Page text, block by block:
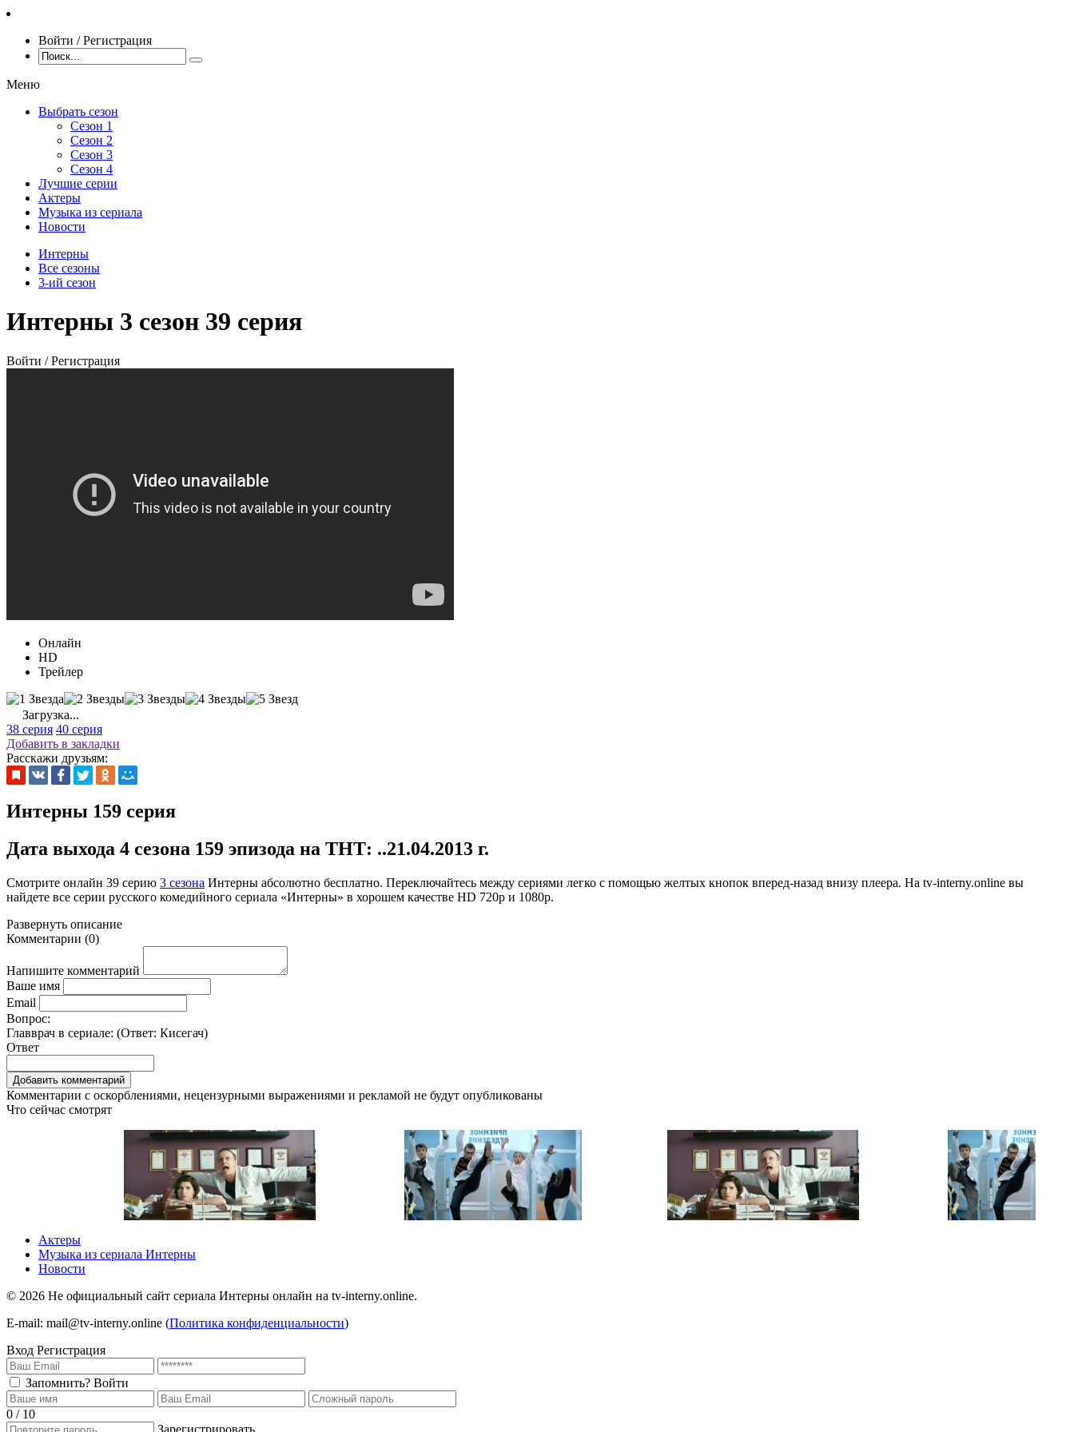
Войти / Регистрация
Меню
Выбрать сезон
Сезон 1
Сезон 2
Сезон 3
Сезон 4
Лучшие серии
Актеры
Музыка из сериала
Новости
Интерны
Все сезоны
3-ий сезон
Интерны 3 сезон 39 серия
Войти / Регистрация
Онлайн
HD
Трейлер
Загрузка...
38 серия 40 серия
Добавить в закладки
Расскажи друзьям:
Интерны 159 серия
Дата выхода 4 сезона 159 эпизода на ТНТ: ..21.04.2013 г.
Смотрите онлайн 39 серию 3 сезона Интерны абсолютно бесплатно. Переключайтесь между сериями легко с помощью желтых кнопок вперед-назад внизу плеера. На tv-interny.online вы
найдете все серии русского комедийного сериала «Интерны» в хорошем качестве HD 720p и 1080p.
Развернуть описание
Комментарии (0)
Напишите комментарий
Ваше имя
Email
Вопрос:
Главврач в сериале: (Ответ: Кисегач)
Ответ
Комментарии с оскорблениями, нецензурными выражениями и рекламой не будут опубликованы
Что сейчас смотрят
Актеры
Музыка из сериала Интерны
Новости
© 2026 Не официальный сайт сериала Интерны онлайн на tv-interny.online.
E-mail: mail@tv-interny.online (Политика конфиденциальности)
Вход Регистрация
Запомнить? Войти
0 / 10
Зарегистрировать